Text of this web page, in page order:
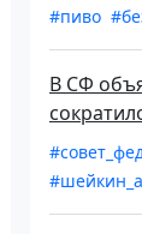
#пиво
В СФ